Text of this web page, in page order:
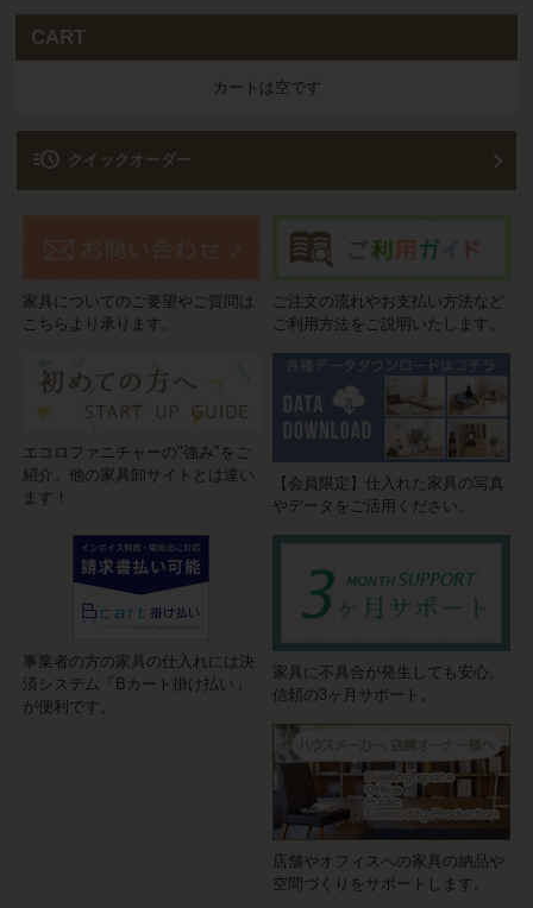
CART
カートは空です
acute クイックオーダー
家具についてのご要望やご質問は
こちらより承ります。
ご注文の流れやお支払い方法など
ご利用方法をご説明いたします。
エコロファニチャーの"強み"をご
紹介。他の家具卸サイトとは違い
ます！
【会員限定】仕入れた家具の写真
やデータをご活用ください。
事業者の方の家具の仕入れには決
済システム「Bカート掛け払い」
が便利です。
家具に不具合が発生しても安心。
信頼の3ヶ月サポート。
店舗やオフィスへの家具の納品や
空間づくりをサポートします。